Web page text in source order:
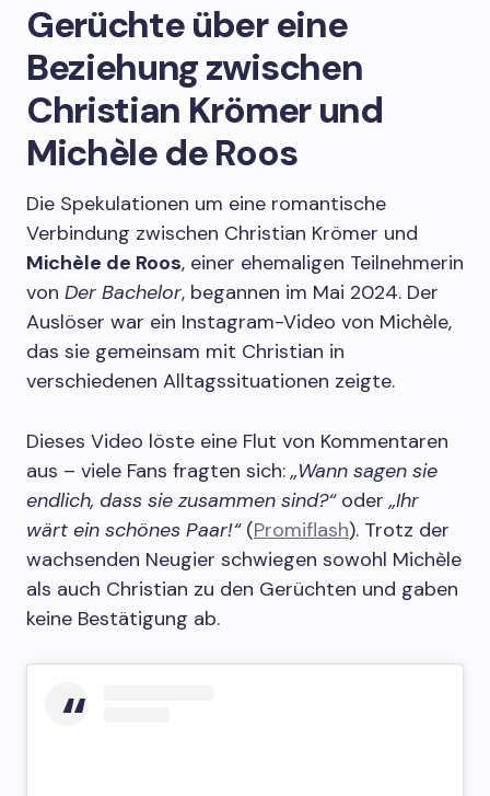
Gerüchte über eine
Beziehung zwischen
Christian Krömer und
Michèle de Roos
Die Spekulationen um eine romantische
Verbindung zwischen Christian Krömer und
Michèle de Roos, einer ehemaligen Teilnehmerin
von Der Bachelor, begannen im Mai 2024. Der
Auslöser war ein Instagram-Video von Michèle,
das sie gemeinsam mit Christian in
verschiedenen Alltagssituationen zeigte.
Dieses Video löste eine Flut von Kommentaren
aus – viele Fans fragten sich:„Wann sagen sie
endlich, dass sie zusammen sind?“oder„Ihr
wärt ein schönes Paar!“(Promiflash). Trotz der
wachsenden Neugier schwiegen sowohl Michèle
als auch Christian zu den Gerüchten und gaben
keine Bestätigung ab.